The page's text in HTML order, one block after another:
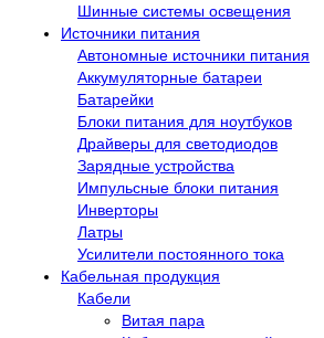
Шинные системы освещения
Источники питания
Автономные источники питания
Аккумуляторные батареи
Батарейки
Блоки питания для ноутбуков
Драйверы для светодиодов
Зарядные устройства
Импульсные блоки питания
Инверторы
Латры
Усилители постоянного тока
Кабельная продукция
Кабели
Витая пара